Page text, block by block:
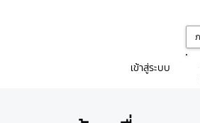
เข้าสู่ระบบ